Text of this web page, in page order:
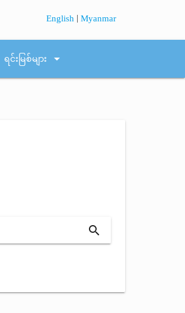
English |Myanmar
ရင်းမြစ်များ arrow_drop_down
search